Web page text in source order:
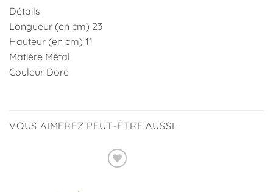
Détails
Longueur (en cm) 23
Hauteur (en cm) 11
Matière Métal
Couleur Doré
VOUS AIMEREZ PEUT-ÊTRE AUSSI…